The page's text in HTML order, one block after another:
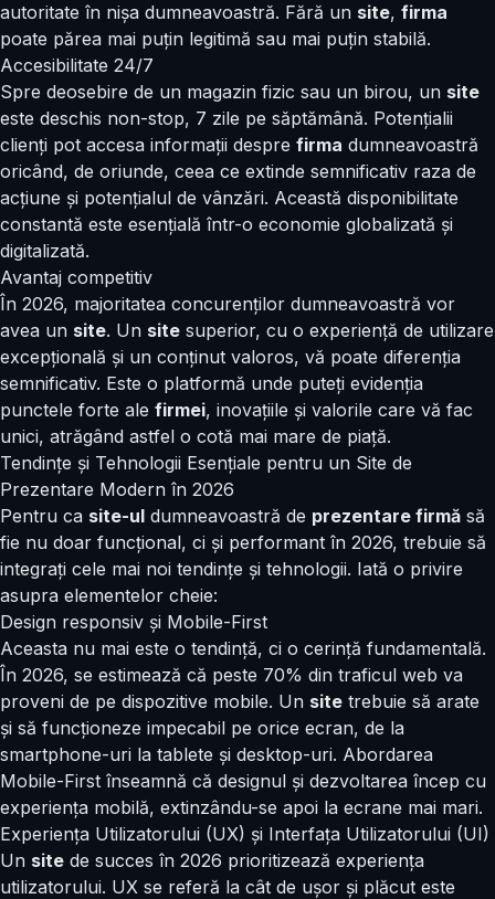
autoritate în nișa dumneavoastră. Fără un site, firma
poate părea mai puțin legitimă sau mai puțin stabilă.
Accesibilitate 24/7
Spre deosebire de un magazin fizic sau un birou, un site
este deschis non-stop, 7 zile pe săptămână. Potențialii
clienți pot accesa informații despre firma dumneavoastră
oricând, de oriunde, ceea ce extinde semnificativ raza de
acțiune și potențialul de vânzări. Această disponibilitate
constantă este esențială într-o economie globalizată și
digitalizată.
Avantaj competitiv
În 2026, majoritatea concurenților dumneavoastră vor
avea un site. Un site superior, cu o experiență de utilizare
excepțională și un conținut valoros, vă poate diferenția
semnificativ. Este o platformă unde puteți evidenția
punctele forte ale firmei, inovațiile și valorile care vă fac
unici, atrăgând astfel o cotă mai mare de piață.
Tendințe și Tehnologii Esențiale pentru un Site de
Prezentare Modern în 2026
Pentru ca site-ul dumneavoastră de prezentare firmă să
fie nu doar funcțional, ci și performant în 2026, trebuie să
integrați cele mai noi tendințe și tehnologii. Iată o privire
asupra elementelor cheie:
Design responsiv și Mobile-First
Aceasta nu mai este o tendință, ci o cerință fundamentală.
În 2026, se estimează că peste 70% din traficul web va
proveni de pe dispozitive mobile. Un site trebuie să arate
și să funcționeze impecabil pe orice ecran, de la
smartphone-uri la tablete și desktop-uri. Abordarea
Mobile-First înseamnă că designul și dezvoltarea încep cu
experiența mobilă, extinzându-se apoi la ecrane mai mari.
Experiența Utilizatorului (UX) și Interfața Utilizatorului (UI)
Un site de succes în 2026 prioritizează experiența
utilizatorului. UX se referă la cât de ușor și plăcut este